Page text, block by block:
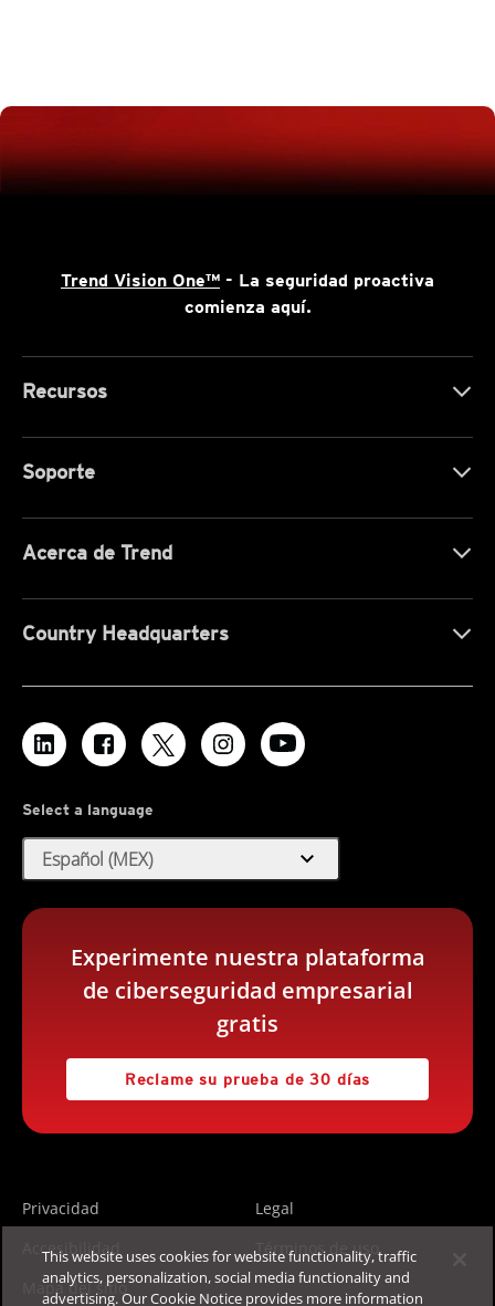
Trend Vision One™ - La seguridad proactiva
comienza aquí.
Recursos
Soporte
Acerca de Trend
Country Headquarters
Select a language
Español (MEX) expand_more
Experimente nuestra plataforma
de ciberseguridad empresarial
gratis
Reclame su prueba de 30 días
Privacidad
Legal
Accesibilidad
Términos de uso
Mapa del sitio
This website uses cookies for website functionality, traffic
analytics, personalization, social media functionality and
advertising. Our Cookie Notice provides more information